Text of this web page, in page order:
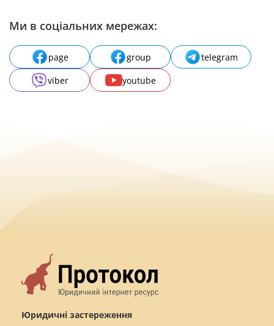
Ми в соціальних мережах:
page group
telegram
viber
youtube
Юридичні застереження